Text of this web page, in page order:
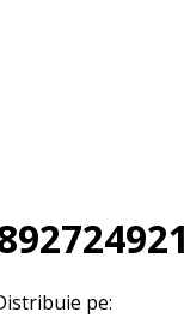
pe: